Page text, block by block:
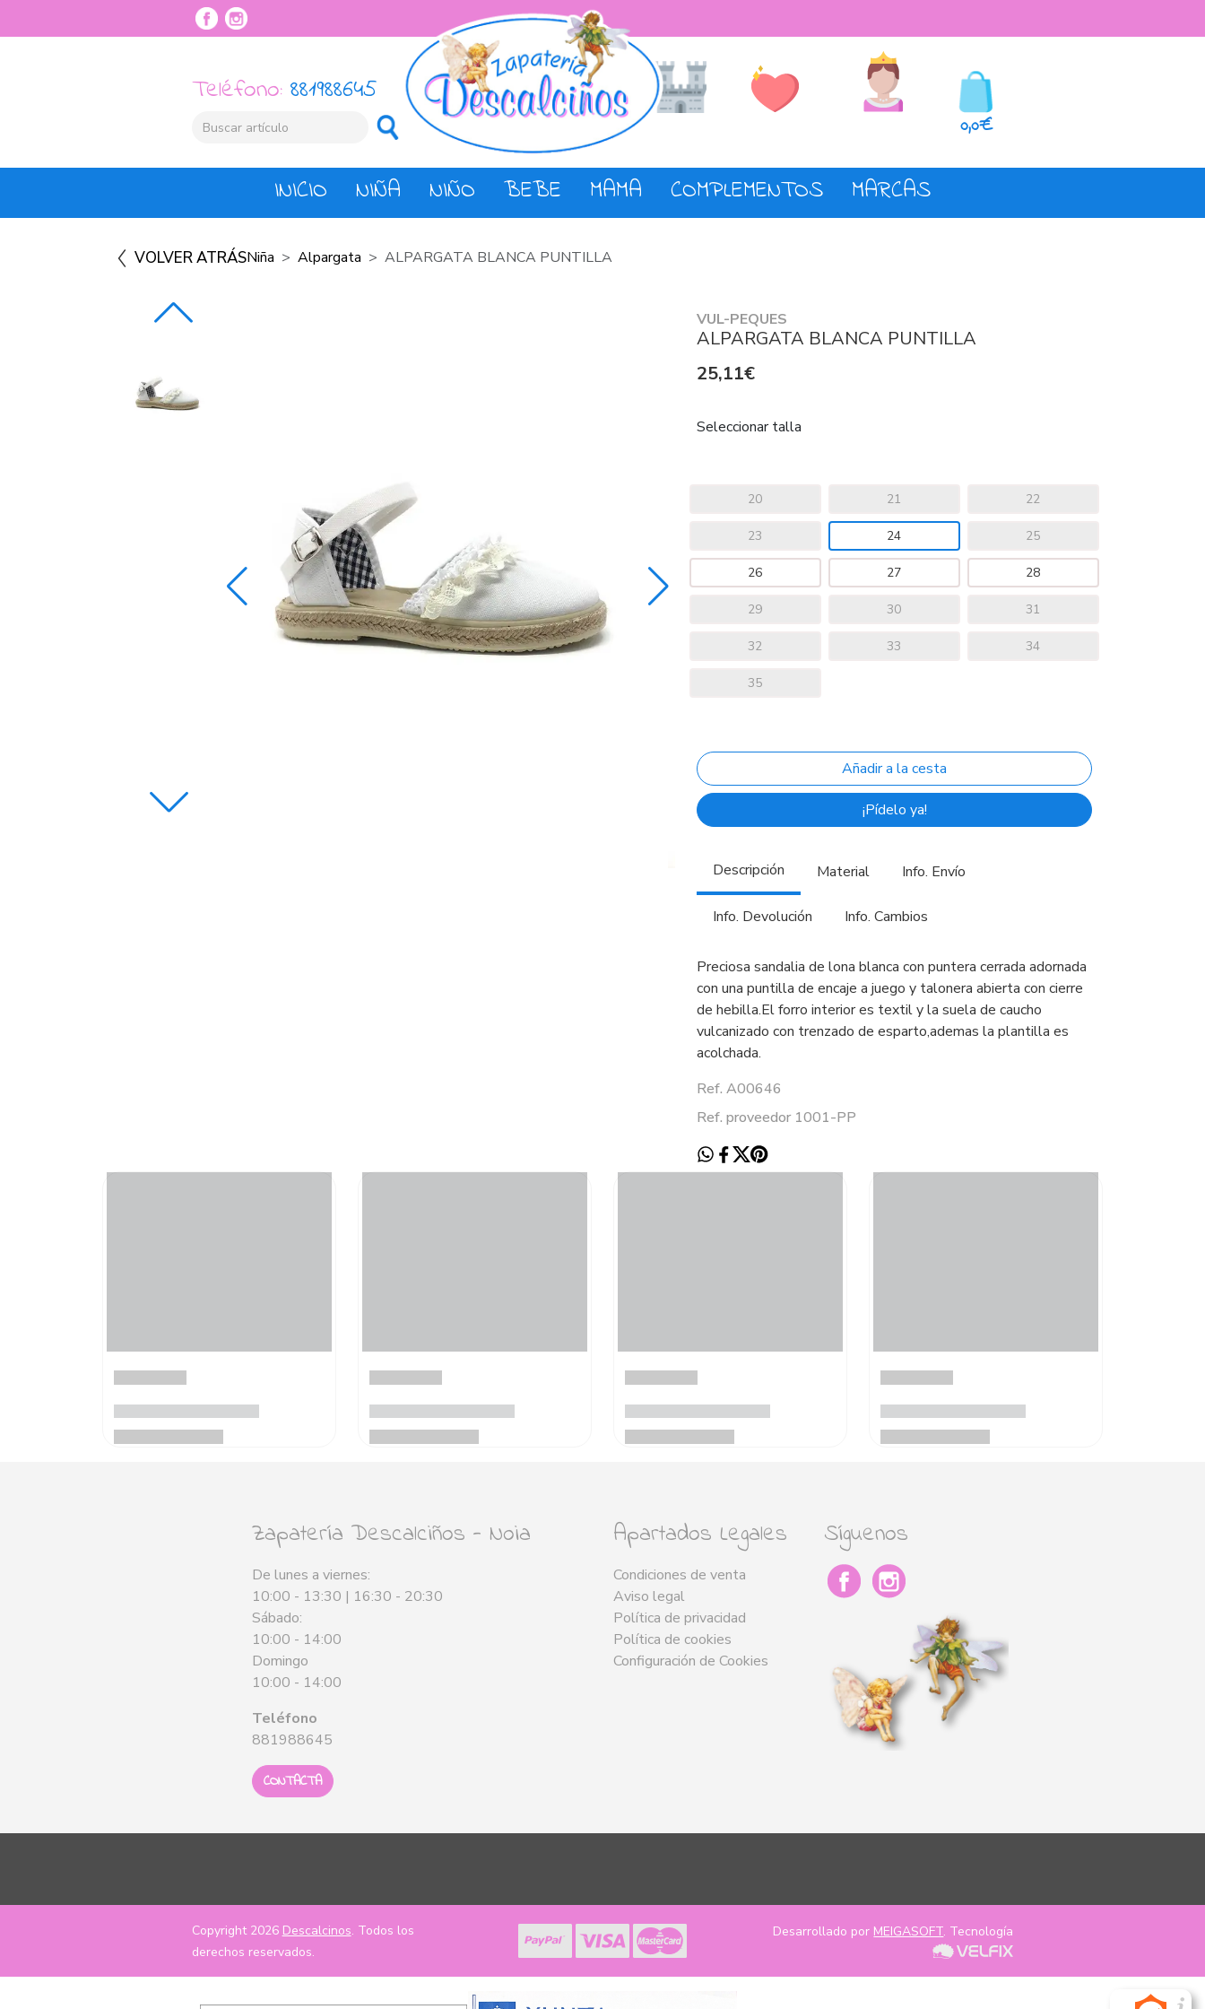
Teléfono: 881988645
0,0€
INICIO NIÑA NIÑO BEBE MAMA COMPLEMENTOS MARCAS
VOLVER ATRÁSNiña Alpargata ALPARGATA BLANCA PUNTILLA
VUL-PEQUES
ALPARGATA BLANCA PUNTILLA
25,11€
Seleccionar talla
20 21 22
23 24 25
26 27 28
29 30 31
32 33 34
35
¡Pídelo ya!
Descripción Material Info. Envío
Info. Devolución Info. Cambios
Preciosa sandalia de lona blanca con puntera cerrada adornada
con una puntilla de encaje a juego y talonera abierta con cierre
de hebilla.El forro interior es textil y la suela de caucho
vulcanizado con trenzado de esparto,ademas la plantilla es
acolchada.
Ref. A00646
Ref. proveedor 1001-PP
Zapatería Descalciños - Noia
De lunes a viernes:
10:00 - 13:30 | 16:30 - 20:30
Sábado:
10:00 - 14:00
Domingo
10:00 - 14:00
Teléfono
881988645
CONTACTA
Apartados Legales
Condiciones de venta
Aviso legal
Política de privacidad
Política de cookies
Configuración de Cookies
Síguenos
Copyright 2026 Descalcinos. Todos los
derechos reservados.
Desarrollado por MEIGASOFT. Tecnología